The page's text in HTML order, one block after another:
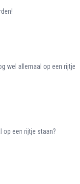
wel allemaal op een rijtje
op een rijtje staan?